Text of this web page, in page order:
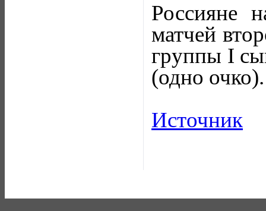
Россияне
матчей
группы I
(одно
Источник